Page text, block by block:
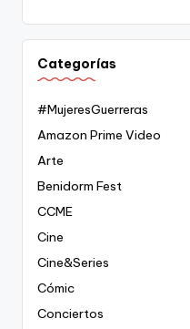
Categorías
#MujeresGuerreras
Amazon Prime Video
Arte
Benidorm Fest
CCME
Cine
Cine&Series
Cómic
Conciertos